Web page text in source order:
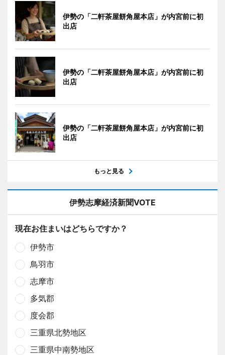
伊勢の「二軒茶屋餅角屋本店」が内宮前に初
出店
伊勢の「二軒茶屋餅角屋本店」が内宮前に初
出店
伊勢の「二軒茶屋餅角屋本店」が内宮前に初
出店
もっと見る
伊勢志摩経済新聞VOTE
現在お住まいはどちらですか？
伊勢市
鳥羽市
志摩市
多気郡
度会郡
三重県北勢地区
三重県中南勢地区